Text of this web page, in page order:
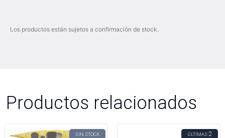
Los productos están sujetos a confirmación de stock.
Productos relacionados
SIN STOCK ÚLTIMAS2